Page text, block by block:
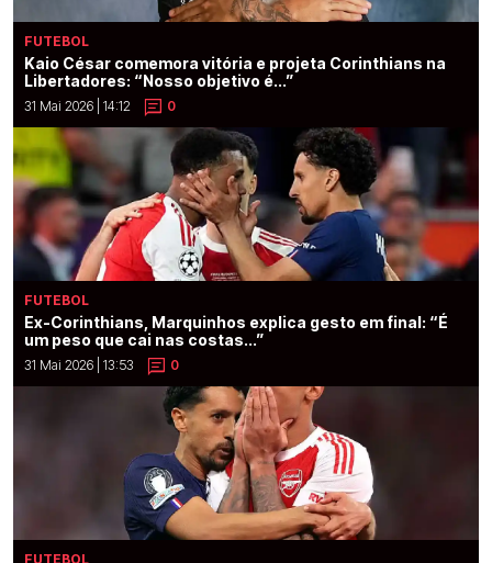
FUTEBOL
Kaio César comemora vitória e projeta Corinthians na
Libertadores: “Nosso objetivo é...”
31 Mai 2026 | 14:12 0
FUTEBOL
Ex-Corinthians, Marquinhos explica gesto em final: “É
um peso que cai nas costas...”
31 Mai 2026 | 13:53 0
FUTEBOL